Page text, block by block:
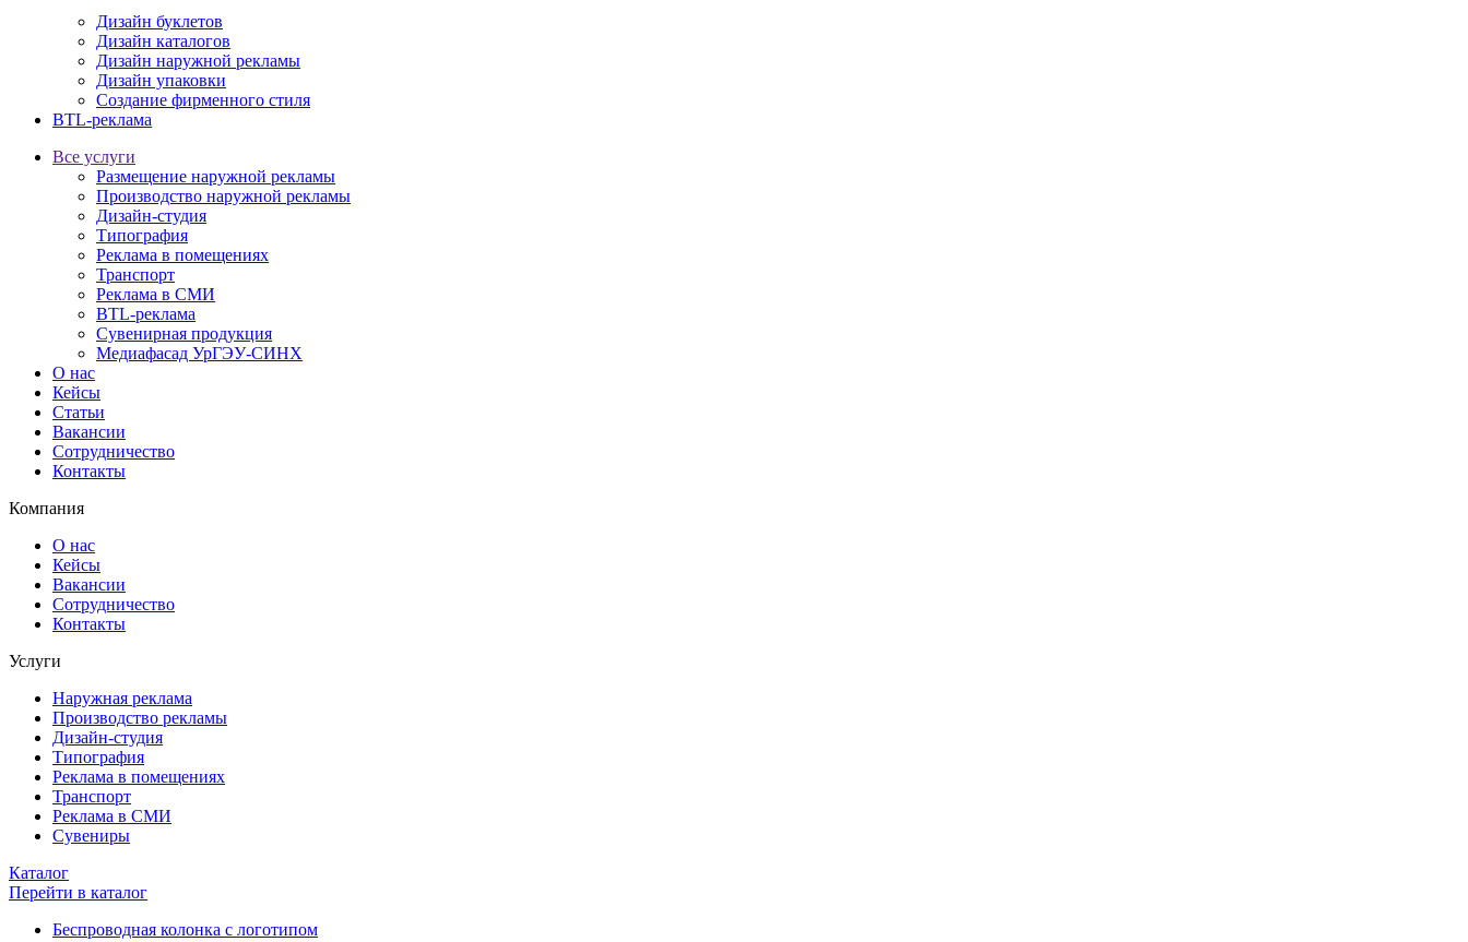
Дизайн буклетов
Дизайн каталогов
Дизайн наружной рекламы
Дизайн упаковки
Создание фирменного стиля
BTL-реклама
Все услуги
Размещение наружной рекламы
Производство наружной рекламы
Дизайн-студия
Типография
Реклама в помещениях
Транспорт
Реклама в СМИ
BTL-реклама
Сувенирная продукция
Медиафасад УрГЭУ-СИНХ
О нас
Кейсы
Статьи
Вакансии
Сотрудничество
Контакты
Компания
О нас
Кейсы
Вакансии
Сотрудничество
Контакты
Услуги
Наружная реклама
Производство рекламы
Дизайн-студия
Типография
Реклама в помещениях
Транспорт
Реклама в СМИ
Сувениры
Каталог
Перейти в каталог
Беспроводная колонка с логотипом